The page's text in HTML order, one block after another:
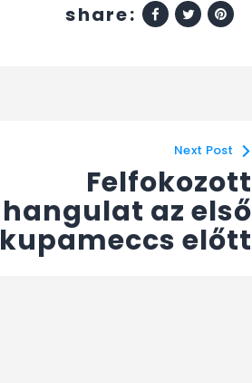
share:
Next Post
Felfokozott
hangulat az első
kupameccs előtt